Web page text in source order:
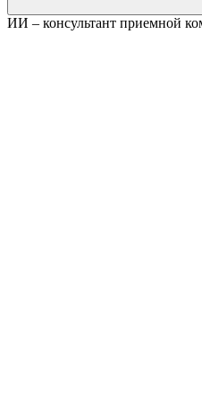
ИИ – консультант приемной